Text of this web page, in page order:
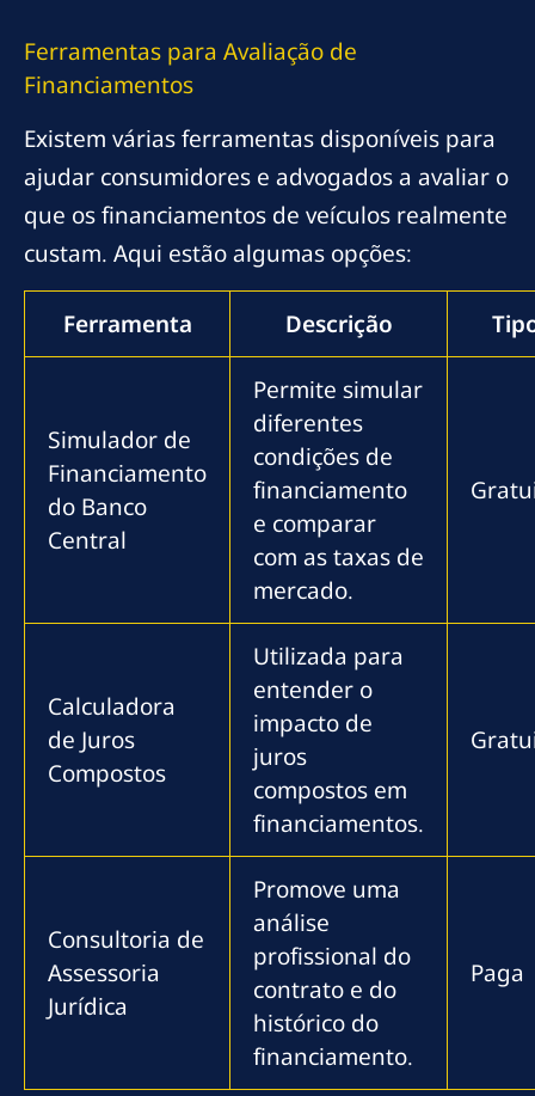
Ferramentas para Avaliação de
Financiamentos
Existem várias ferramentas disponíveis para
ajudar consumidores e advogados a avaliar o
que os financiamentos de veículos realmente
custam. Aqui estão algumas opções:
Ferramenta Descrição
Simulador de
Financiamento
do Banco
Central
Permite simular
diferentes
condições de
financiamento
e comparar
com as taxas de
mercado.
Calculadora
de Juros
Compostos
Utilizada para
entender o
impacto de
juros
compostos em
financiamentos.
Consultoria de
Assessoria
Jurídica
Promove uma
análise
profissional do
contrato e do
histórico do
financiamento.
Paga